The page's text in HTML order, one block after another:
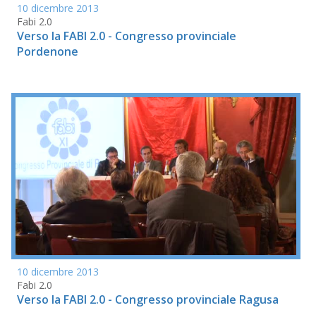
10 dicembre 2013
Fabi 2.0
Verso la FABI 2.0 - Congresso provinciale
Pordenone
10 dicembre 2013
Fabi 2.0
Verso la FABI 2.0 - Congresso provinciale Ragusa